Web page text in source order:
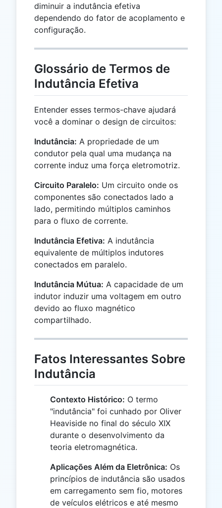
diminuir a indutância efetiva
dependendo do fator de acoplamento e
configuração.
Glossário de Termos de
Indutância Efetiva
Entender esses termos-chave ajudará
você a dominar o design de circuitos:
Indutância: A propriedade de um
condutor pela qual uma mudança na
corrente induz uma força eletromotriz.
Circuito Paralelo: Um circuito onde os
componentes são conectados lado a
lado, permitindo múltiplos caminhos
para o fluxo de corrente.
Indutância Efetiva: A indutância
equivalente de múltiplos indutores
conectados em paralelo.
Indutância Mútua: A capacidade de um
indutor induzir uma voltagem em outro
devido ao fluxo magnético
compartilhado.
Fatos Interessantes Sobre
Indutância
Contexto Histórico: O termo
"indutância" foi cunhado por Oliver
Heaviside no final do século XIX
durante o desenvolvimento da
teoria eletromagnética.
Aplicações Além da Eletrônica: Os
princípios de indutância são usados ​​
em carregamento sem fio, motores
de veículos elétricos e até mesmo